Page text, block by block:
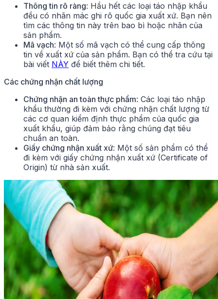
Thông tin rõ ràng: Hầu hết các loại táo nhập khẩu
đều có nhãn mác ghi rõ quốc gia xuất xứ. Bạn nên
tìm các thông tin này trên bao bì hoặc nhãn của
sản phẩm.
Mã vạch: Một số mã vạch có thể cung cấp thông
tin về xuất xứ của sản phẩm. Bạn có thể tra cứu tại
bài viết NÀY để biết thêm chi tiết.
Các chứng nhận chất lượng
Chứng nhận an toàn thực phẩm: Các loại táo nhập
khẩu thường đi kèm với chứng nhận chất lượng từ
các cơ quan kiểm định thực phẩm của quốc gia
xuất khẩu, giúp đảm bảo rằng chúng đạt tiêu
chuẩn an toàn.
Giấy chứng nhận xuất xứ: Một số sản phẩm có thể
đi kèm với giấy chứng nhận xuất xứ (Certificate of
Origin) từ nhà sản xuất.